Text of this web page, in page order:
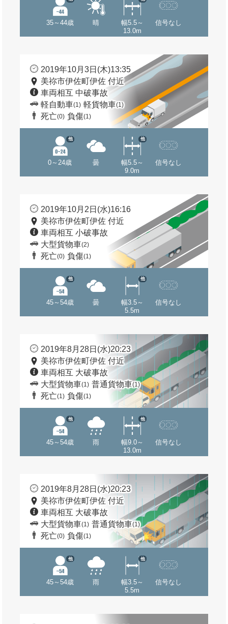
35～44歳 晴
幅5.5～
13.0m
信号なし
2019年10月3日(木)13:35
美祢市伊佐町伊佐 付近
車両相互 中破事故
軽自動車(1) 軽貨物車(1)
死亡(0) 負傷(1)
0～24歳
他
曇
幅5.5～
9.0m
他
信号なし
2019年10月2日(水)16:16
美祢市伊佐町伊佐 付近
車両相互 小破事故
大型貨物車(2)
死亡(0) 負傷(1)
45～54歳
他
曇
幅3.5～
5.5m
他
信号なし
2019年8月28日(水)20:23
美祢市伊佐町伊佐 付近
車両相互 大破事故
大型貨物車(1) 普通貨物車(1)
死亡(1) 負傷(1)
45～54歳
他
雨
幅9.0～
13.0m
他
信号なし
2019年8月28日(水)20:23
美祢市伊佐町伊佐 付近
車両相互 大破事故
大型貨物車(1) 普通貨物車(1)
死亡(0) 負傷(1)
45～54歳
他
雨
幅3.5～
5.5m
他
信号なし